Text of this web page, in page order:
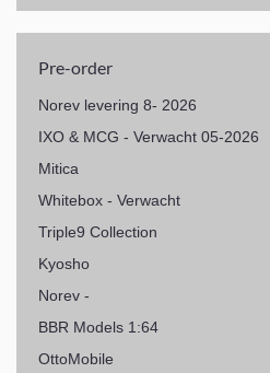
Pre-order
Norev levering 8- 2026
IXO & MCG - Verwacht 05-2026
Mitica
Whitebox - Verwacht
Triple9 Collection
Kyosho
Norev -
BBR Models 1:64
OttoMobile